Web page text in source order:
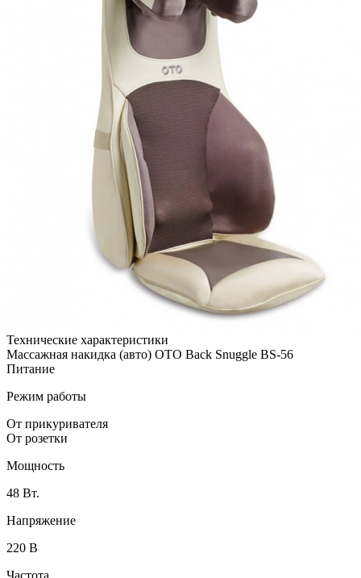
Технические характеристики
Массажная накидка (авто) OTO Back Snuggle BS-56
Питание
Режим работы
От прикуривателя
От розетки
Мощность
48 Вт.
Напряжение
220 В